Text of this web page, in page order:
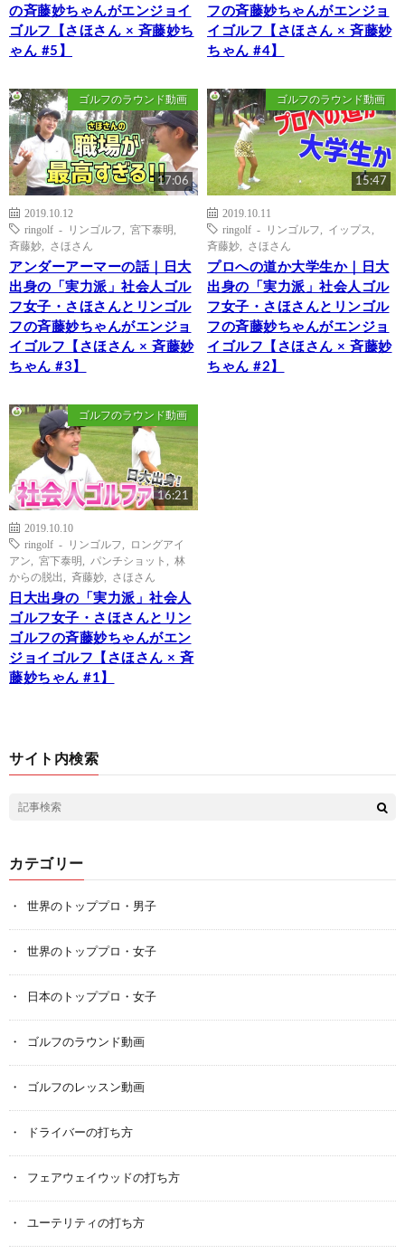
の斉藤妙ちゃんがエンジョイ
ゴルフ【さほさん × 斉藤妙ち
ゃん #5】
フの斉藤妙ちゃんがエンジョ
イゴルフ【さほさん × 斉藤妙
ちゃん #4】
ゴルフのラウンド動画
17:06
2019.10.12
ringolf - リンゴルフ
宮下泰明
斉藤妙
さほさん
アンダーアーマーの話｜日大
出身の「実力派」社会人ゴル
フ女子・さほさんとリンゴル
フの斉藤妙ちゃんがエンジョ
イゴルフ【さほさん × 斉藤妙
ちゃん #3】
ゴルフのラウンド動画
15:47
2019.10.11
ringolf - リンゴルフ
イップス
斉藤妙
さほさん
プロへの道か大学生か｜日大
出身の「実力派」社会人ゴル
フ女子・さほさんとリンゴル
フの斉藤妙ちゃんがエンジョ
イゴルフ【さほさん × 斉藤妙
ちゃん #2】
ゴルフのラウンド動画
16:21
2019.10.10
ringolf - リンゴルフ
ロングアイ
アン
宮下泰明 パンチショット
林
からの脱出
斉藤妙 さほさん
日大出身の「実力派」社会人
ゴルフ女子・さほさんとリン
ゴルフの斉藤妙ちゃんがエン
ジョイゴルフ【さほさん × 斉
藤妙ちゃん #1】
サイト内検索
カテゴリー
世界のトッププロ・男子
世界のトッププロ・女子
日本のトッププロ・女子
ゴルフのラウンド動画
ゴルフのレッスン動画
ドライバーの打ち方
フェアウェイウッドの打ち方
ユーテリティの打ち方